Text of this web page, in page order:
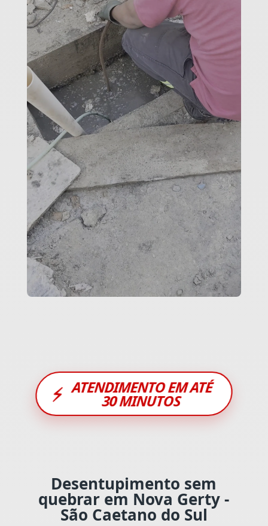
⚡ ATENDIMENTO EM ATÉ
30 MINUTOS
Desentupimento sem
quebrar em Nova Gerty -
São Caetano do Sul